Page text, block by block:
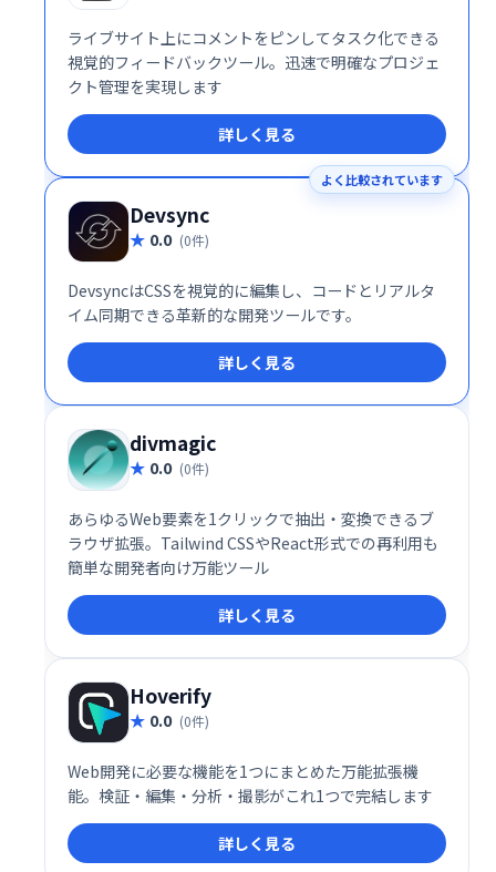
ライブサイト上にコメントをピンしてタスク化できる
視覚的フィードバックツール。迅速で明確なプロジェ
クト管理を実現します
詳しく見る
よく比較されています
Devsync
0.0 (0件)
DevsyncはCSSを視覚的に編集し、コードとリアルタ
イム同期できる革新的な開発ツールです。
詳しく見る
divmagic
0.0 (0件)
あらゆるWeb要素を1クリックで抽出・変換できるブ
ラウザ拡張。Tailwind CSSやReact形式での再利用も
簡単な開発者向け万能ツール
詳しく見る
Hoverify
0.0 (0件)
Web開発に必要な機能を1つにまとめた万能拡張機
能。検証・編集・分析・撮影がこれ1つで完結します
詳しく見る